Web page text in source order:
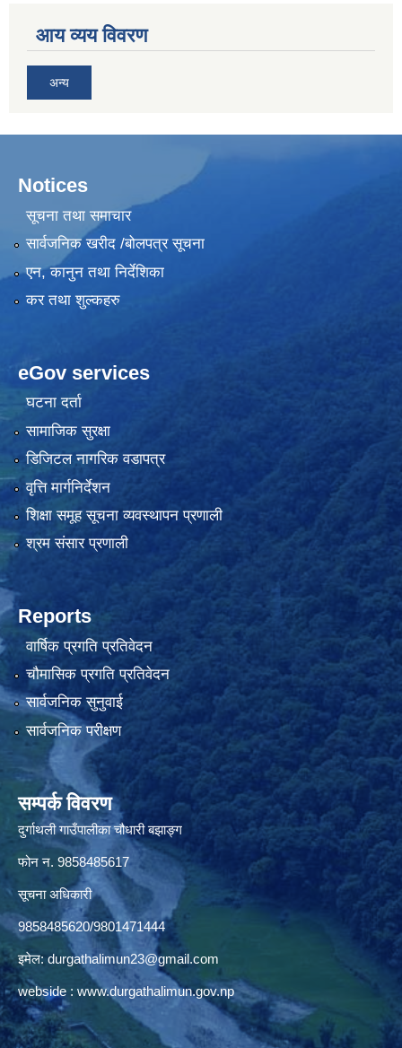
आय व्यय विवरण
अन्य
Notices
सूचना तथा समाचार
सार्वजनिक खरीद /बोलपत्र सूचना
एन, कानुन तथा निर्देशिका
कर तथा शुल्कहरु
eGov services
घटना दर्ता
सामाजिक सुरक्षा
डिजिटल नागरिक वडापत्र
वृत्ति मार्गनिर्देशन
शिक्षा समूह सूचना व्यवस्थापन प्रणाली
श्रम संसार प्रणाली
Reports
वार्षिक प्रगति प्रतिवेदन
चौमासिक प्रगति प्रतिवेदन
सार्वजनिक सुनुवाई
सार्वजनिक परीक्षण
सम्पर्क विवरण
दुर्गाथली गाउँपालीका चौधारी बझाङ्ग
फोन न.‌ 9858485617
सूचना अधिकारी
9858485620/9801471444
इमेल: durgathalimun23@gmail.com
webside : www.durgathalimun.gov.np